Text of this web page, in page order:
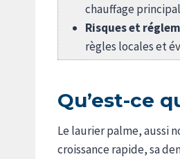
chauffage
Risques et
règles locales et
Qu’est-ce
Le laurier palme, aussi
croissance rapide, sa